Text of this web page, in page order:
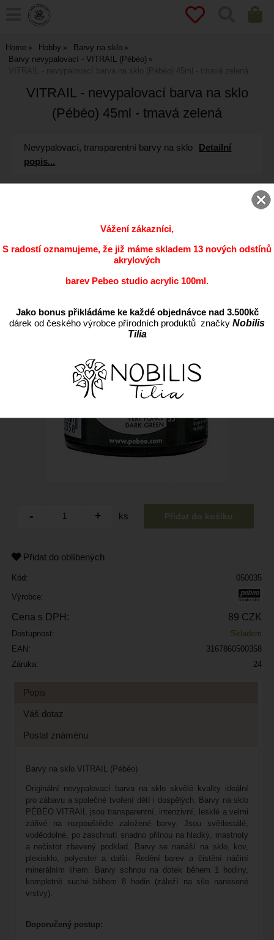
Home Hobby
Barvy na sklo
Barvy nevypalovací - VITRAIL (Pébéo)
VITRAIL - nevypalovací barva na sklo (Pébéo) 45ml - tmavá zelená
VITRAIL - nevypalovací barva na sklo
(Pébéo) 45ml - tmavá zelená
Nevypalovací, transparentní barvy na sklo
Detailní
popis...
ks
Přidat do oblíbených
Kód: 050035
Výrobce:
Cena s DPH: 89 CZK
Dostupnost:
Skladem
EAN:
3167860500358
Záruka:
24
Popis
Váš dotaz
Poslat známénu
Barvy na sklo VITRAIL (Pébéo)
Originální nevypalovací barva na sklo skvělé kvality ideální
pro zábavu a společné tvoření dětí i dospělých. Barvy na sklo
PÉBÉO VITRAIL jsou transparentní, intenzivní, lesklé a velmi
zářivé na rozpouštědle založené barvy. Jsou světlostálé,
voděodolné, po zaschnutí snadno přilnou na hladký, mastnoty
a nečistot zbavený podklad. Barvy se nanáší na sklo, kov,
plexisklo, polyester a další. Ředění barev a čistění náčiní
minerálním lihem. Barvy schnou na dotek během 1 hodiny,
kompletně suché během 8 hodin (záleží na síle nanesené
vrstvy).
Doporučený postup:
Vážení zákazníci,
S radostí oznamujeme, že již máme skladem 13 nových odstínů
akrylových
barev Pebeo studio acrylic 100ml.
Jako bonus přikládáme ke každé objednávce nad 3.500kč
dárek od českého výrobce přírodních produktů značky Nobilis
Tilia